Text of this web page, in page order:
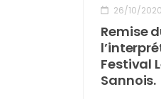
26/10/2020
Remise
Festival
Sannois.